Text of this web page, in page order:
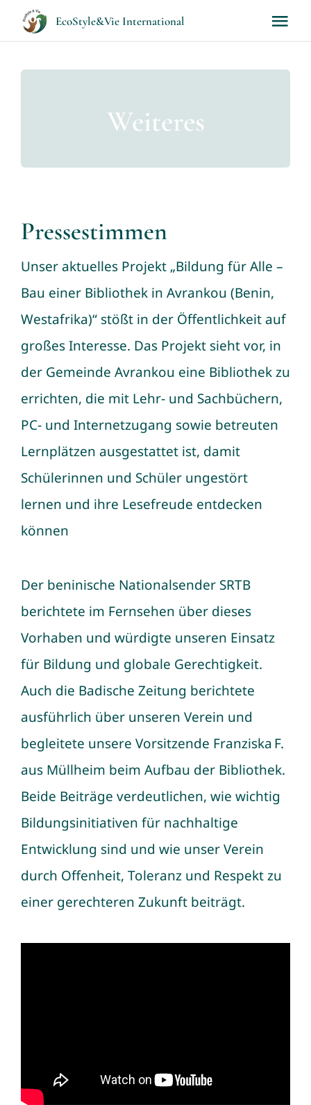
Skip
to
content
EcoStyle&Vie International
Engagement
Weiteres
Weiteres
Pressestimmen
Unser aktuelles Projekt „Bildung für Alle –
Bau einer Bibliothek in Avrankou (Benin,
Westafrika)“ stößt in der Öffentlichkeit auf
großes Interesse. Das Projekt sieht vor, in
der Gemeinde Avrankou eine Bibliothek zu
errichten, die mit Lehr‑ und Sachbüchern,
PC‑ und Internetzugang sowie betreuten
Lernplätzen ausgestattet ist, damit
Schülerinnen und Schüler ungestört
lernen und ihre Lesefreude entdecken
können
Der beninische Nationalsender SRTB
berichtete im Fernsehen über dieses
Vorhaben und würdigte unseren Einsatz
für Bildung und globale Gerechtigkeit.
Auch die Badische Zeitung berichtete
ausführlich über unseren Verein und
begleitete unsere Vorsitzende Franziska F.
aus Müllheim beim Aufbau der Bibliothek.
Beide Beiträge verdeutlichen, wie wichtig
Bildungsinitiativen für nachhaltige
Entwicklung sind und wie unser Verein
durch Offenheit, Toleranz und Respekt zu
einer gerechteren Zukunft beiträgt.